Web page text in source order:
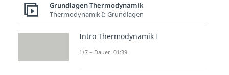
Grundlagen Thermodynamik
Thermodynamik I: Grundlagen
Intro Thermodynamik I
1/7 – Dauer: 01:39